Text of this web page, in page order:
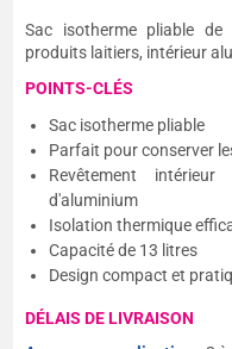
Sac isotherme pliable
produits laitiers, intérieur
POINTS-CLÉS
Sac isotherme pliable
Parfait pour conserver
Revêtement
d'aluminium
Isolation thermique
Capacité de 13 litres
Design compact et
DÉLAIS DE LIVRAISON